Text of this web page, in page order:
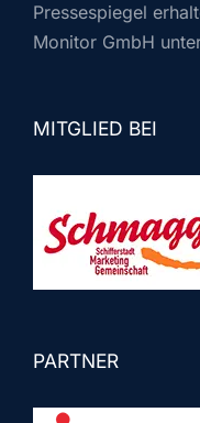
Pressespiegel
Monitor GmbH
MITGLIED BEI
PARTNER